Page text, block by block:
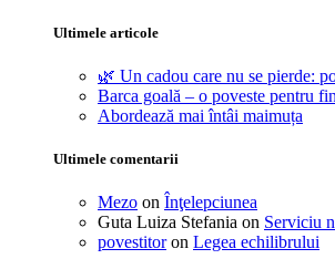
Ultimele articole
🌿 Un cadou care nu se pierde:
Barca goală – o poveste pentru
Abordează mai întâi maimuța
Ultimele comentarii
Mezo on Înţelepciunea
Guta Luiza Stefania on Serviciu
povestitoron Legea echilibrului